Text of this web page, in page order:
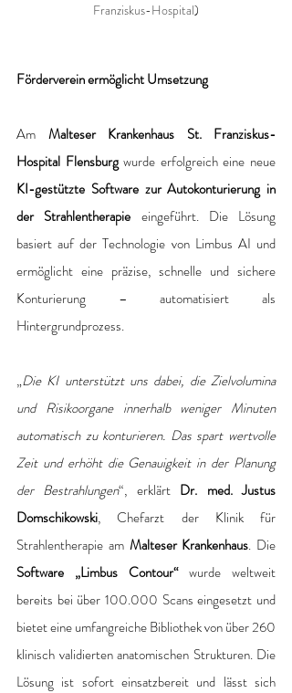
Franziskus-Hospital)
Förderverein ermöglicht Umsetzung
Am Malteser Krankenhaus St. Franziskus-
Hospital Flensburg
KI-gestützte Software zur Autokonturierung in
der Strahlentherapie eingeführt. Die Lösung
basiert auf der Technologie von Limbus AI und
ermöglicht eine präzise, schnelle und sichere
Konturierung – automatisiert als
Hintergrundprozess.
„Die KI unterstützt uns dabei, die Zielvolumina
und Risikoorgane innerhalb weniger Minuten
automatisch zu konturieren. Das spart wertvolle
Zeit und erhöht die Genauigkeit in der Planung
der Bestrahlungen“, erklärt Dr. med. Justus
Domschikowski, Chefarzt der Klinik für
Strahlentherapie am Malteser Krankenhaus
Software „Limbus Contour“ wurde weltweit
bereits bei über 100.000 Scans eingesetzt und
bietet eine umfangreiche Bibliothek von über 260
klinisch validierten anatomischen Strukturen. Die
Lösung ist sofort einsatzbereit und lässt sich